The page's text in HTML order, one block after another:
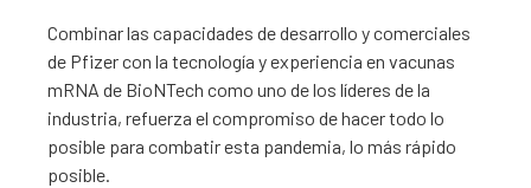
Combinar las capacidades de desarrollo y comerciales
de Pfizer con la tecnología y experiencia en vacunas
mRNA de BioNTech como uno de los líderes de la
industria, refuerza el compromiso de hacer todo lo
posible para combatir esta pandemia, lo más rápido
posible.